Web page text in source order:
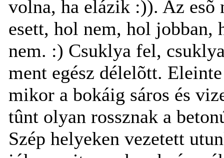
volna, ha elázik :)). Az esõ
esett, hol nem, hol jobban,
nem. :) Csuklya fel,
ment egész délelõtt.
mikor a bokáig sáros és
tûnt olyan rossznak a
Szép helyeken vezetett